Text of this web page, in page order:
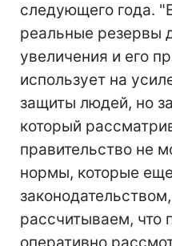
следующего года.
реальные резервы
увеличения и его
использует на
защиты людей, но
который
правительство не
нормы, которые
рассчитываем, что